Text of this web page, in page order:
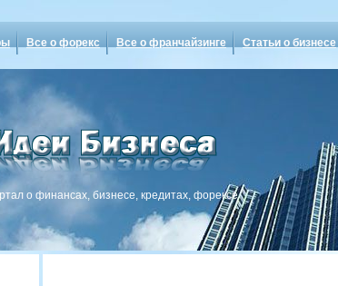
Все о форекс Все о франчайзинге
Статьи о бизнесе
о финансах, бизнесе, кредитах, форексе